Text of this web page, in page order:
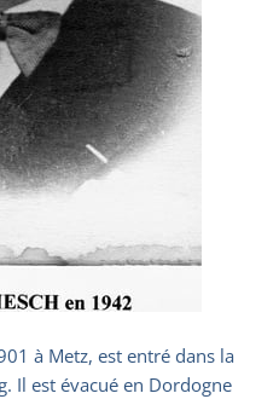
à Metz, est entré dans la
Il est évacué en Dordogne